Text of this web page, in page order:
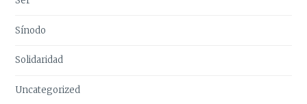
Sínodo
Solidaridad
Uncategorized